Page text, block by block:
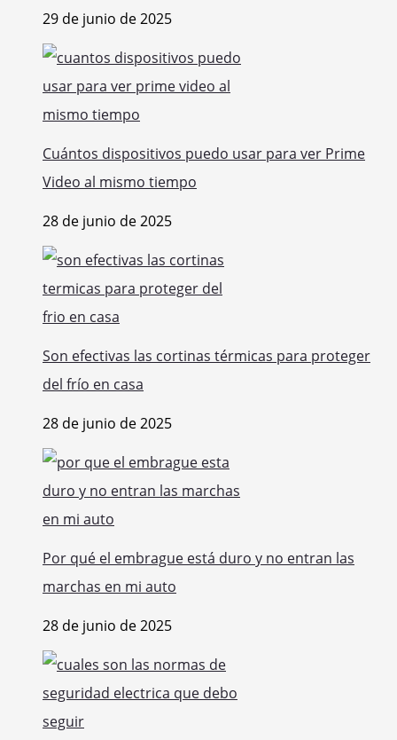
29 de junio de 2025
Cuántos dispositivos puedo usar para ver Prime
Video al mismo tiempo
28 de junio de 2025
Son efectivas las cortinas térmicas para proteger
del frío en casa
28 de junio de 2025
Por qué el embrague está duro y no entran las
marchas en mi auto
28 de junio de 2025